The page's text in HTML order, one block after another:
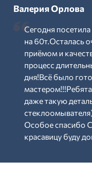
Валерия Орлова
Сегодня
на 60т.Осталась
приёмом и
процесс
дня!Всё было
даже такую
Особое спасибо
красавицу буду